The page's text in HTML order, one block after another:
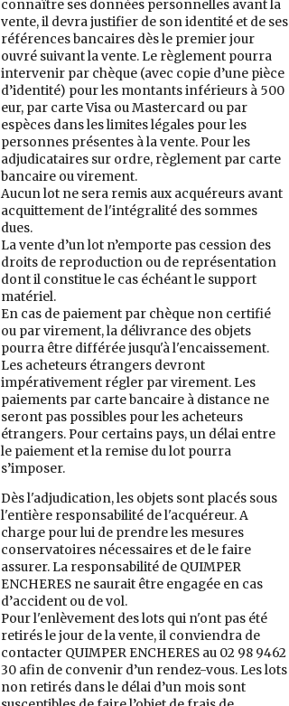
connaître ses données personnelles avant la
vente, il devra justifier de son identité et de ses
références bancaires dès le premier jour
ouvré suivant la vente. Le règlement pourra
intervenir par chèque (avec copie d’une pièce
d’identité) pour les montants inférieurs à 500
eur, par carte Visa ou Mastercard ou par
espèces dans les limites légales pour les
personnes présentes à la vente. Pour les
adjudicataires sur ordre, règlement par carte
bancaire ou virement.
Aucun lot ne sera remis aux acquéreurs avant
acquittement de l'intégralité des sommes
dues.
La vente d’un lot n’emporte pas cession des
droits de reproduction ou de représentation
dont il constitue le cas échéant le support
matériel.
En cas de paiement par chèque non certifié
ou par virement, la délivrance des objets
pourra être différée jusqu'à l'encaissement.
Les acheteurs étrangers devront
impérativement régler par virement. Les
paiements par carte bancaire à distance ne
seront pas possibles pour les acheteurs
étrangers. Pour certains pays, un délai entre
le paiement et la remise du lot pourra
s’imposer.
Dès l'adjudication, les objets sont placés sous
l'entière responsabilité de l'acquéreur. A
charge pour lui de prendre les mesures
conservatoires nécessaires et de le faire
assurer. La responsabilité de QUIMPER
ENCHERES ne saurait être engagée en cas
d’accident ou de vol.
Pour l'enlèvement des lots qui n'ont pas été
retirés le jour de la vente, il conviendra de
contacter QUIMPER ENCHERES au 02 98 9462
30 afin de convenir d’un rendez-vous. Les lots
non retirés dans le délai d’un mois sont